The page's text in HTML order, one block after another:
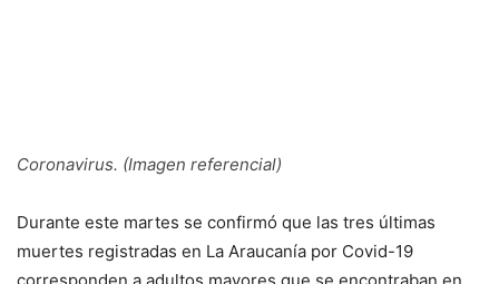
Coronavirus. (Imagen referencial)
Durante este martes se confirmó que las tres últimas
muertes registradas en La Araucanía por Covid-19
corresponden a adultos mayores que se encontraban en